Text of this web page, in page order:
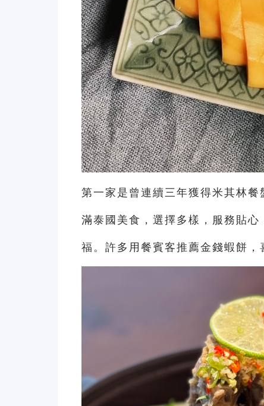
第一家是曾連續三年獲得米其林
滿泰國美食，選擇多樣，服務貼
福。許多用餐賓客推薦金錢蝦餅，